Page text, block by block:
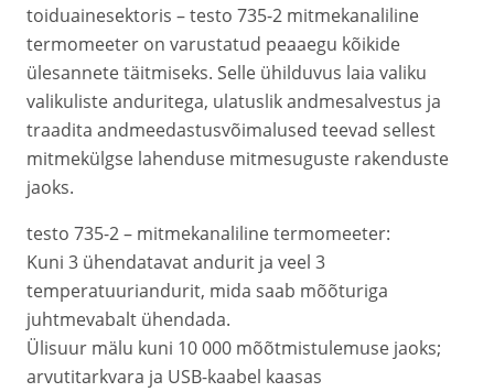
toiduainesektoris – testo 735-2 mitmekanaliline
termomeeter on varustatud peaaegu kõikide
ülesannete täitmiseks. Selle ühilduvus laia valiku
valikuliste anduritega, ulatuslik andmesalvestus ja
traadita andmeedastusvõimalused teevad sellest
mitmekülgse lahenduse mitmesuguste rakenduste
jaoks.
testo 735-2 – mitmekanaliline termomeeter:
Kuni 3 ühendatavat andurit ja veel 3
temperatuuriandurit, mida saab mõõturiga
juhtmevabalt ühendada.
Ülisuur mälu kuni 10 000 mõõtmistulemuse jaoks;
arvutitarkvara ja USB-kaabel kaasas